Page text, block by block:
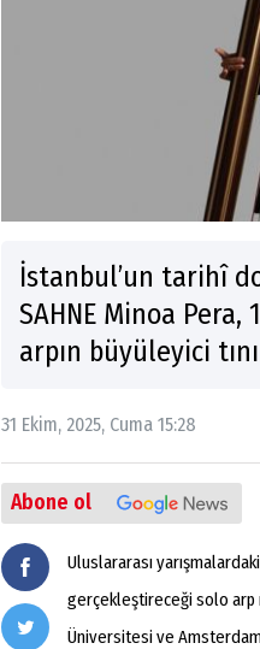
İstanbul’un tarihî
SAHNE Minoa Pera,
arpın büyüleyici
31 Ekim, 2025, Cuma 15:28
Abone ol
Uluslararası
gerçekleştireceği solo
Üniversitesi ve